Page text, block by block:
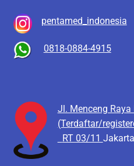
pentamed_indonesia
0818-0884-4915
Jl. Menceng Raya
(Terdaftar/
RT 03/11